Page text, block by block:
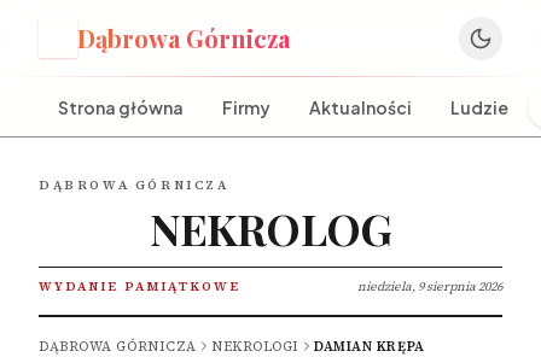
Dąbrowa Górnicza
Strona główna Firmy Aktualności Ludzie
DĄBROWA GÓRNICZA
NEKROLOG
WYDANIE PAMIĄTKOWE niedziela, 9 sierpnia 2026
DĄBROWA GÓRNICZA NEKROLOGI DAMIAN KRĘPA